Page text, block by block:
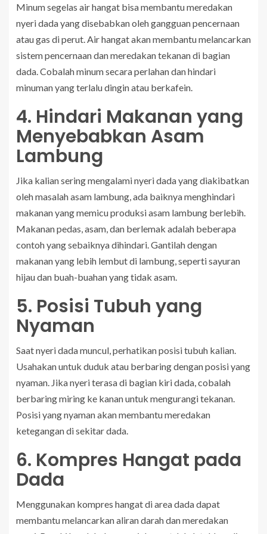
Minum segelas air hangat bisa membantu meredakan
nyeri dada yang disebabkan oleh gangguan pencernaan
atau gas di perut. Air hangat akan membantu melancarkan
sistem pencernaan dan meredakan tekanan di bagian
dada. Cobalah minum secara perlahan dan hindari
minuman yang terlalu dingin atau berkafein.
4. Hindari Makanan yang
Menyebabkan Asam
Lambung
Jika kalian sering mengalami nyeri dada yang diakibatkan
oleh masalah asam lambung, ada baiknya menghindari
makanan yang memicu produksi asam lambung berlebih.
Makanan pedas, asam, dan berlemak adalah beberapa
contoh yang sebaiknya dihindari. Gantilah dengan
makanan yang lebih lembut di lambung, seperti sayuran
hijau dan buah-buahan yang tidak asam.
5. Posisi Tubuh yang
Nyaman
Saat nyeri dada muncul, perhatikan posisi tubuh kalian.
Usahakan untuk duduk atau berbaring dengan posisi yang
nyaman. Jika nyeri terasa di bagian kiri dada, cobalah
berbaring miring ke kanan untuk mengurangi tekanan.
Posisi yang nyaman akan membantu meredakan
ketegangan di sekitar dada.
6. Kompres Hangat pada
Dada
Menggunakan kompres hangat di area dada dapat
membantu melancarkan aliran darah dan meredakan